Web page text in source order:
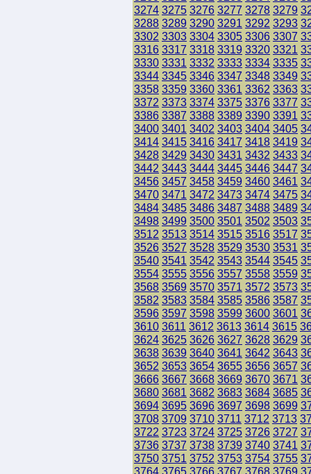
3274 3275 3276 3277 3278 3279
3288 3289 3290 3291 3292 3293
3302 3303 3304 3305 3306 3307
3316 3317 3318 3319 3320 3321
3330 3331 3332 3333 3334 3335
3344 3345 3346 3347 3348 3349
3358 3359 3360 3361 3362 3363
3372 3373 3374 3375 3376 3377
3386 3387 3388 3389 3390 3391
3400 3401 3402 3403 3404 3405
3414 3415 3416 3417 3418 3419
3428 3429 3430 3431 3432 3433
3442 3443 3444 3445 3446 3447
3456 3457 3458 3459 3460 3461
3470 3471 3472 3473 3474 3475
3484 3485 3486 3487 3488 3489
3498 3499 3500 3501 3502 3503
3512 3513 3514 3515 3516 3517
3526 3527 3528 3529 3530 3531
3540 3541 3542 3543 3544 3545
3554 3555 3556 3557 3558 3559
3568 3569 3570 3571 3572 3573
3582 3583 3584 3585 3586 3587
3596 3597 3598 3599 3600 3601
3610 3611 3612 3613 3614 3615
3624 3625 3626 3627 3628 3629
3638 3639 3640 3641 3642 3643
3652 3653 3654 3655 3656 3657
3666 3667 3668 3669 3670 3671
3680 3681 3682 3683 3684 3685
3694 3695 3696 3697 3698 3699
3708 3709 3710 3711 3712 3713
3722 3723 3724 3725 3726 3727
3736 3737 3738 3739 3740 3741
3750 3751 3752 3753 3754 3755
3764 3765 3766 3767 3768 3769